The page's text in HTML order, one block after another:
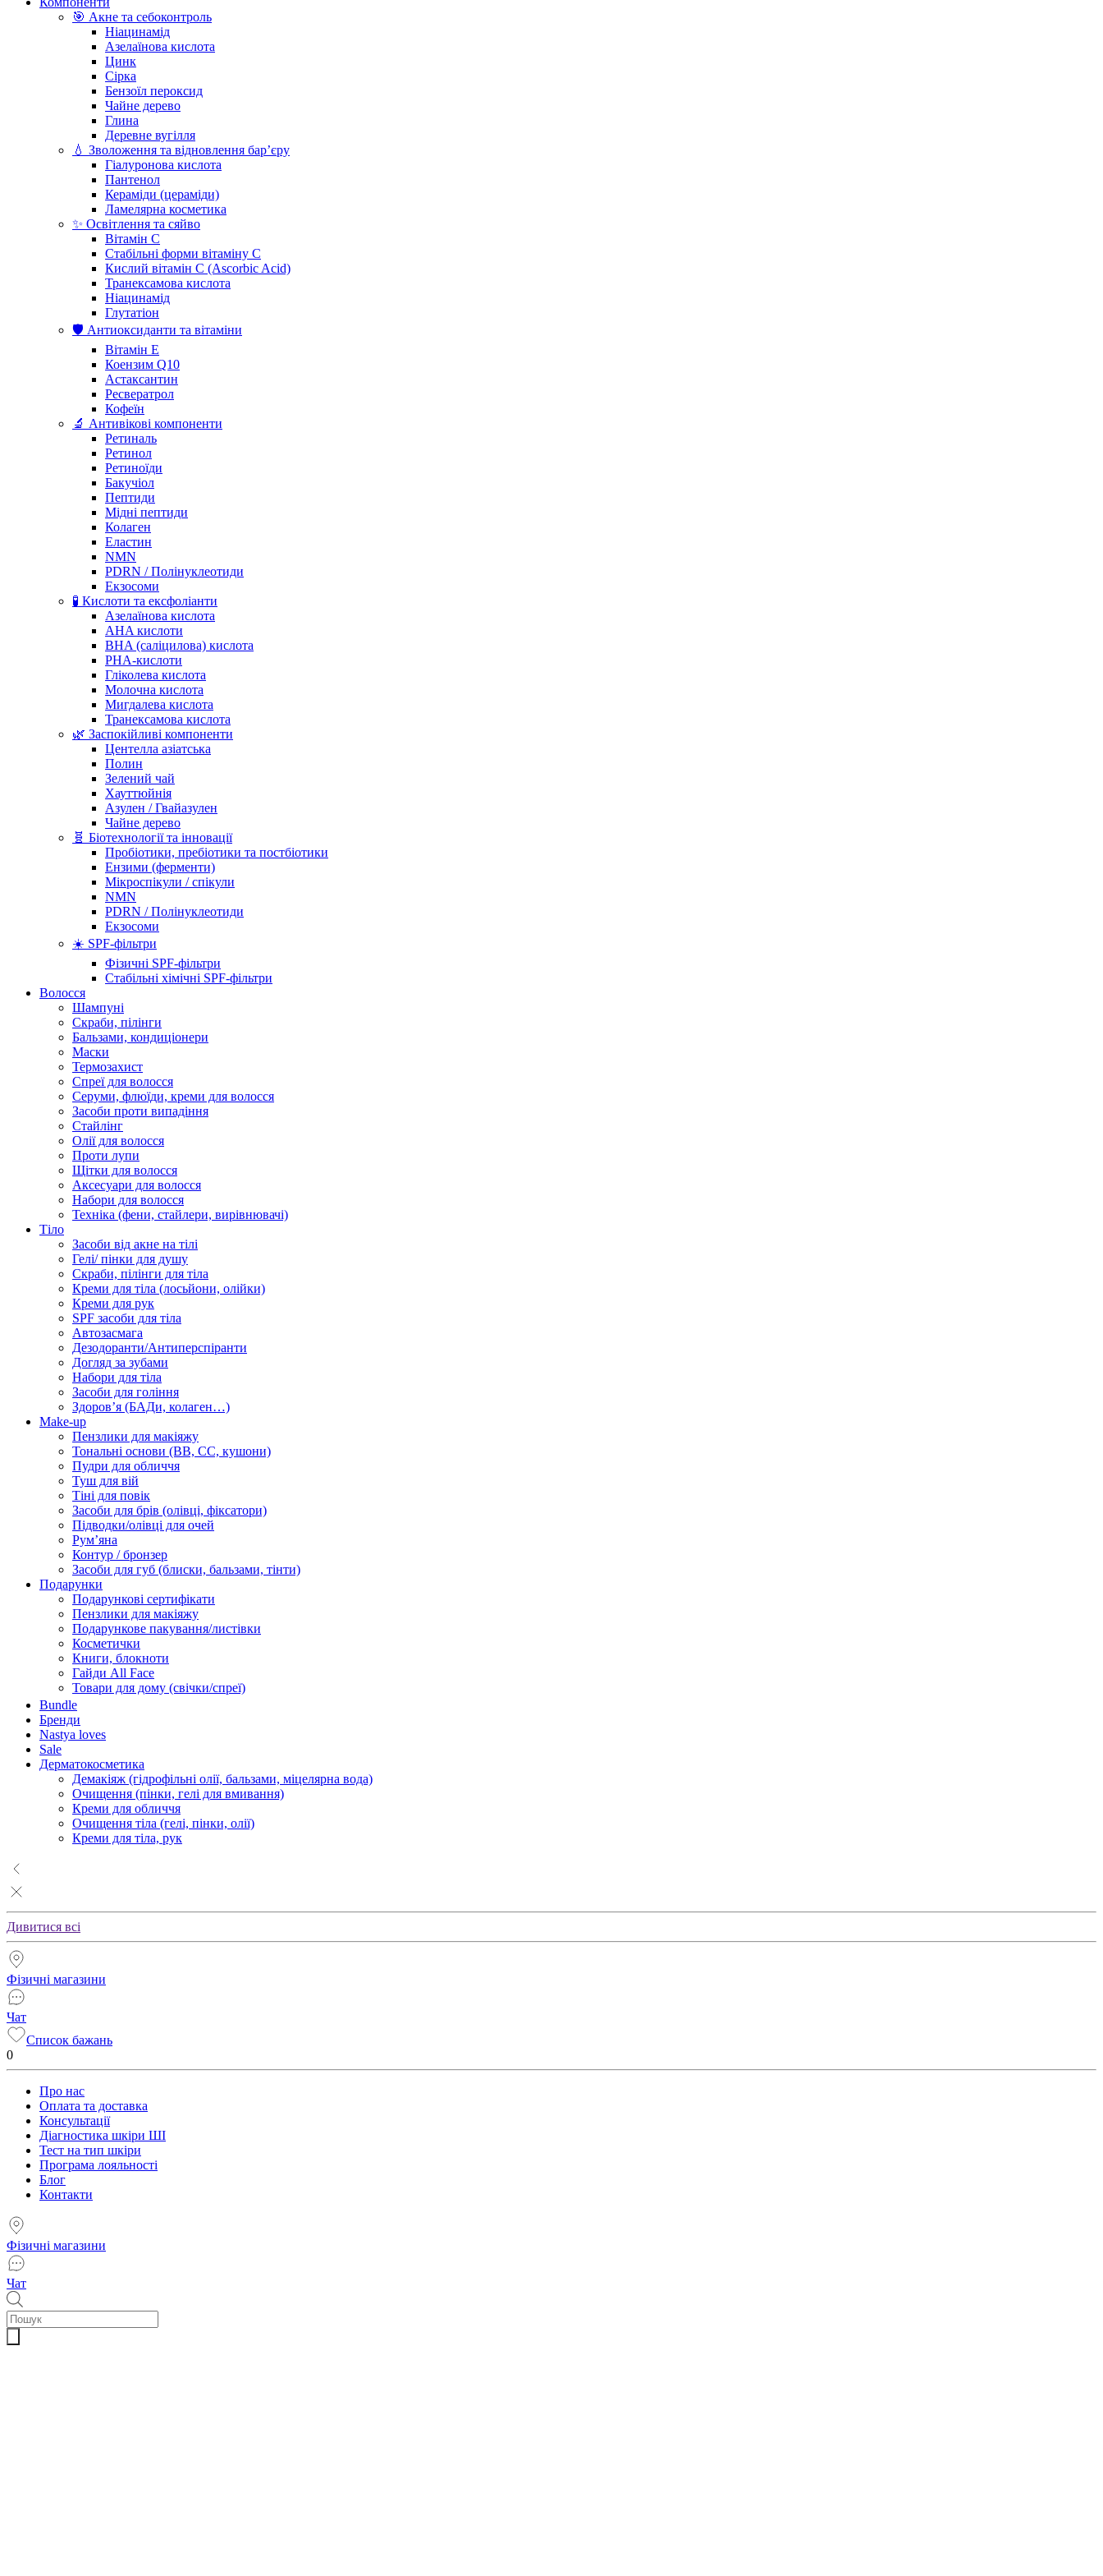
🎯 Акне та себоконтроль
Ніацинамід
Азелаїнова кислота
Цинк
Сірка
Бензоїл пероксид
Чайне дерево
Глина
Деревне вугілля
💧 Зволоження та відновлення бар’єру
Гіалуронова кислота
Пантенол
Кераміди (цераміди)
Ламелярна косметика
✨ Освітлення та сяйво
Вітамін С
Стабільні форми вітаміну С
Кислий вітамін С (Ascorbic Acid)
Транексамова кислота
Ніацинамід
Глутатіон
🛡️ Антиоксиданти та вітаміни
Вітамін Е
Коензим Q10
Астаксантин
Ресвератрол
Кофеїн
🔬 Антивікові компоненти
Ретиналь
Ретинол
Ретиноїди
Бакучіол
Пептиди
Мідні пептиди
Колаген
Еластин
NMN
PDRN / Полінуклеотиди
Екзосоми
🧪 Кислоти та ексфоліанти
Азелаїнова кислота
AHA кислоти
BHA (саліцилова) кислота
PHA-кислоти
Гліколева кислота
Молочна кислота
Мигдалева кислота
Транексамова кислота
🌿 Заспокійливі компоненти
Центелла азіатська
Полин
Зелений чай
Хауттюйнія
Азулен / Гвайазулен
Чайне дерево
🧬 Біотехнології та інновації
Пробіотики, пребіотики та постбіотики
Ензими (ферменти)
Мікроспікули / спікули
NMN
PDRN / Полінуклеотиди
Екзосоми
☀️ SPF-фільтри
Фізичні SPF-фільтри
Стабільні хімічні SPF-фільтри
Волосся
Шампуні
Скраби, пілінги
Бальзами, кондиціонери
Маски
Термозахист
Спреї для волосся
Серуми, флюїди, креми для волосся
Засоби проти випадіння
Стайлінг
Олії для волосся
Проти лупи
Щітки для волосся
Аксесуари для волосся
Набори для волосся
Техніка (фени, стайлери, вирівнювачі)
Тіло
Засоби від акне на тілі
Гелі/ пінки для душу
Скраби, пілінги для тіла
Креми для тіла (лосьйони, олійки)
Креми для рук
SPF засоби для тіла
Автозасмага
Дезодоранти/Антиперспіранти
Догляд за зубами
Набори для тіла
Засоби для гоління
Здоровʼя (БАДи, колаген…)
Make-up
Пензлики для макіяжу
Тональні основи (BB, CC, кушони)
Пудри для обличчя
Туш для вій
Тіні для повік
Засоби для брів (олівці, фіксатори)
Підводки/олівці для очей
Румʼяна
Контур / бронзер
Засоби для губ (блиски, бальзами, тінти)
Подарунки
Подарункові сертифікати
Пензлики для макіяжу
Подарункове пакування/листівки
Косметички
Книги, блокноти
Гайди All Face
Товари для дому (свічки/спреї)
Bundle
Бренди
Nastya loves
Sale
Дерматокосметика
Демакіяж (гідрофільні олії, бальзами, міцелярна вода)
Очищення (пінки, гелі для вмивання)
Креми для обличчя
Очищення тіла (гелі, пінки, олії)
Креми для тіла, рук
Дивитися всі
Фізичні магазини
Чат
Список бажань
0
Про нас
Оплата та доставка
Консультації
Діагностика шкіри ШІ
Тест на тип шкіри
Програма лояльності
Блог
Контакти
Фізичні магазини
Чат
Пошук
товарів